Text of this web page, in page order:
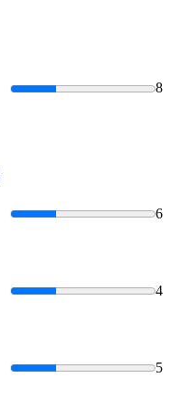
8
6
4
5